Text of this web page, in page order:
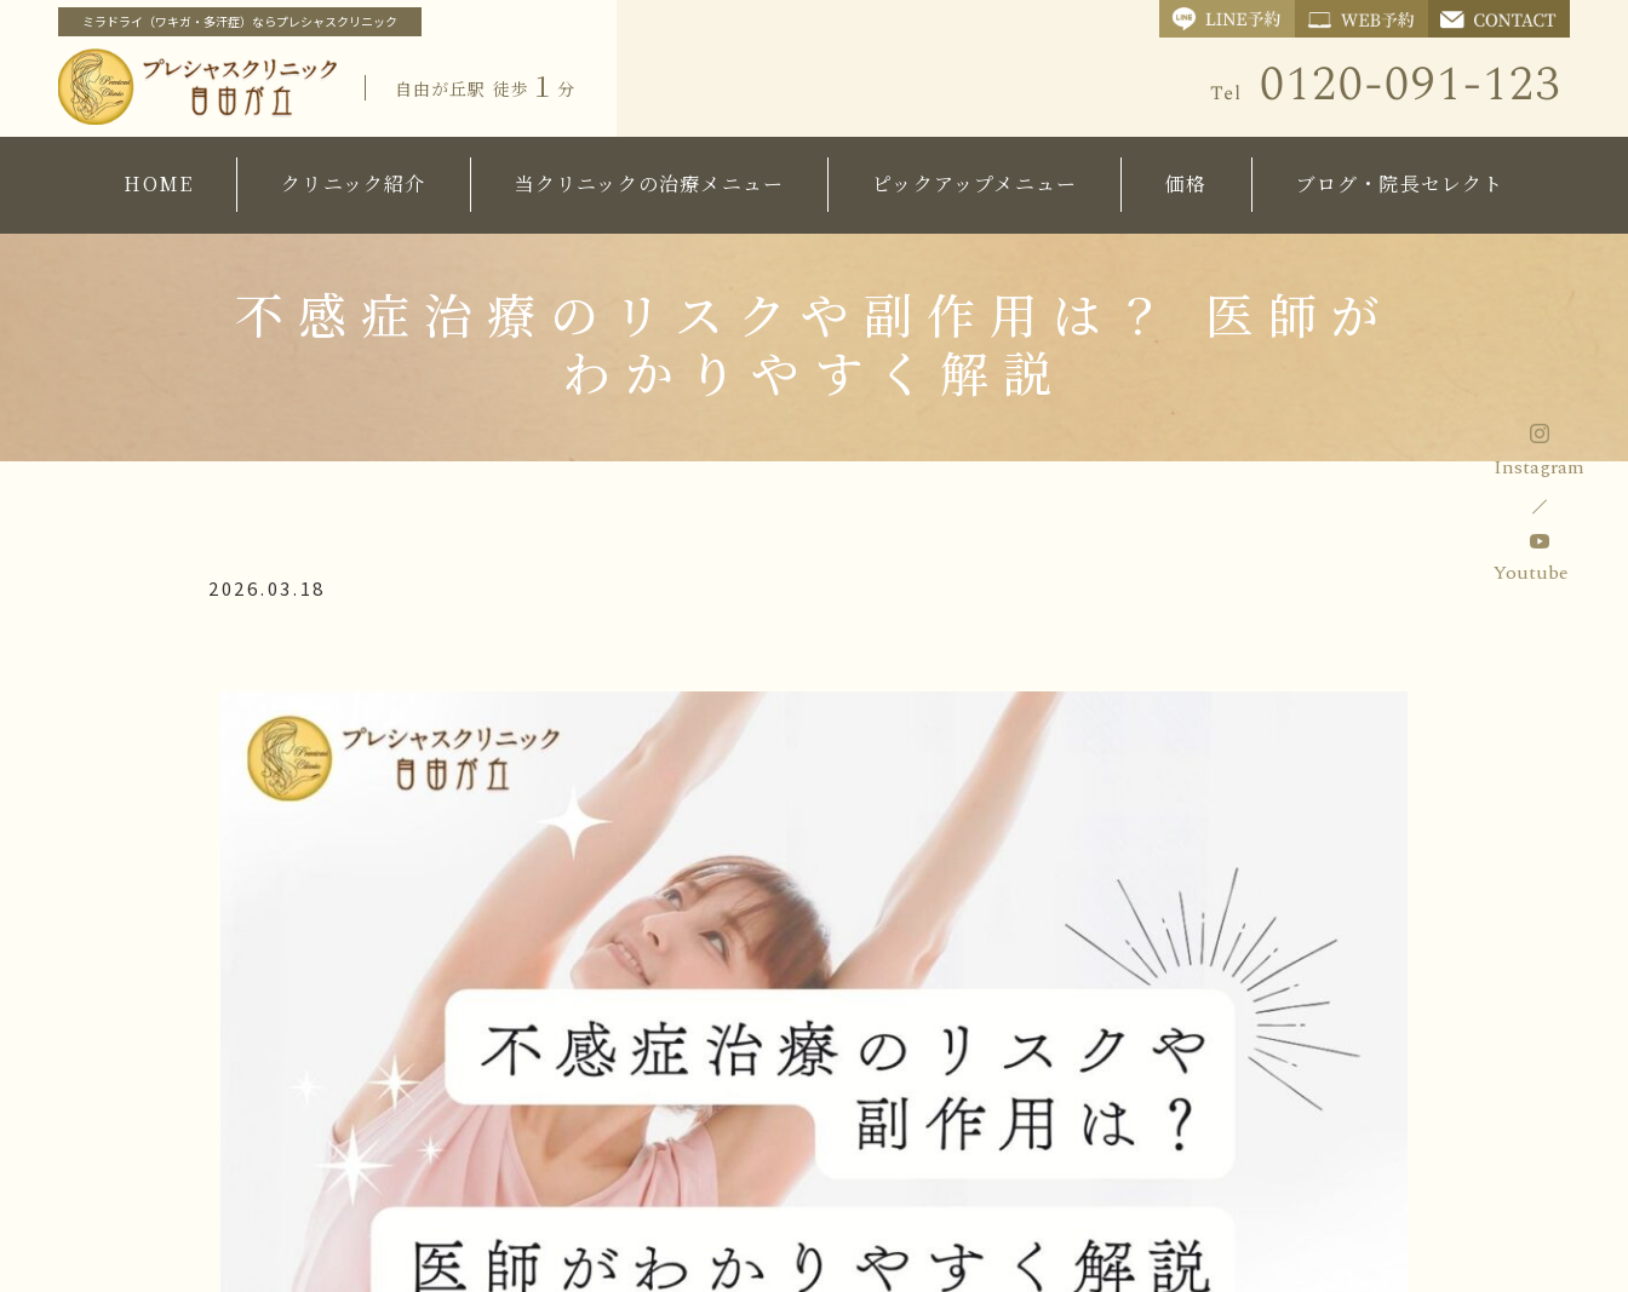
ミラドライ（ワキガ・多汗症）ならプレシャスクリニック
自由が丘駅 徒歩 １ 分
ホーム
クリニック紹介
当クリニックの治療メニュー
ピックアップメニュー
HIFU（ソノクイーン）
価格
施術価格表
化粧品価格表
院長ブログ
コラム
HOME クリニック紹介 当クリニックの治療メニュー ピックアップメニュー
すそわきが
チチガ
HIFU（ソノクイーン）
価格 ブログ・院長セレクト
不感症治療のリスクや副作用は？ 医師が
わかりやすく解説
2026.03.18
Instagram
Youtube